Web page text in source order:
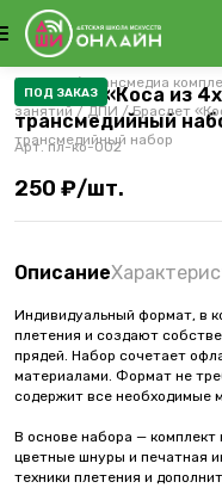
Каталог/Трансмедиа
занятий/ДПИ /Браслет
трансмедийный набор
ПОД ЗАКАЗ
Браслет «Коса из
трансмедийный
Арт.пл-ко-002
250 ₽/шт.
Описание
Индивидуальный формат, в
плетения и создают
прядей. Набор сочетает
материалами. Формат не
содержит все необходимые
В основе набора — комплект
цветные шнуры и печатная
техники плетения и